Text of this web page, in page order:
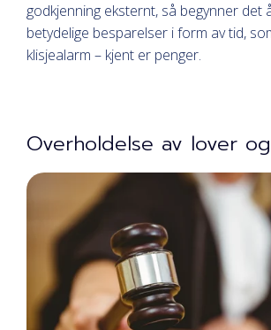
godkjenning eksternt, så begynner det
betydelige besparelser i form av tid,
klisjealarm – kjent er penger.
Overholdelse av lover